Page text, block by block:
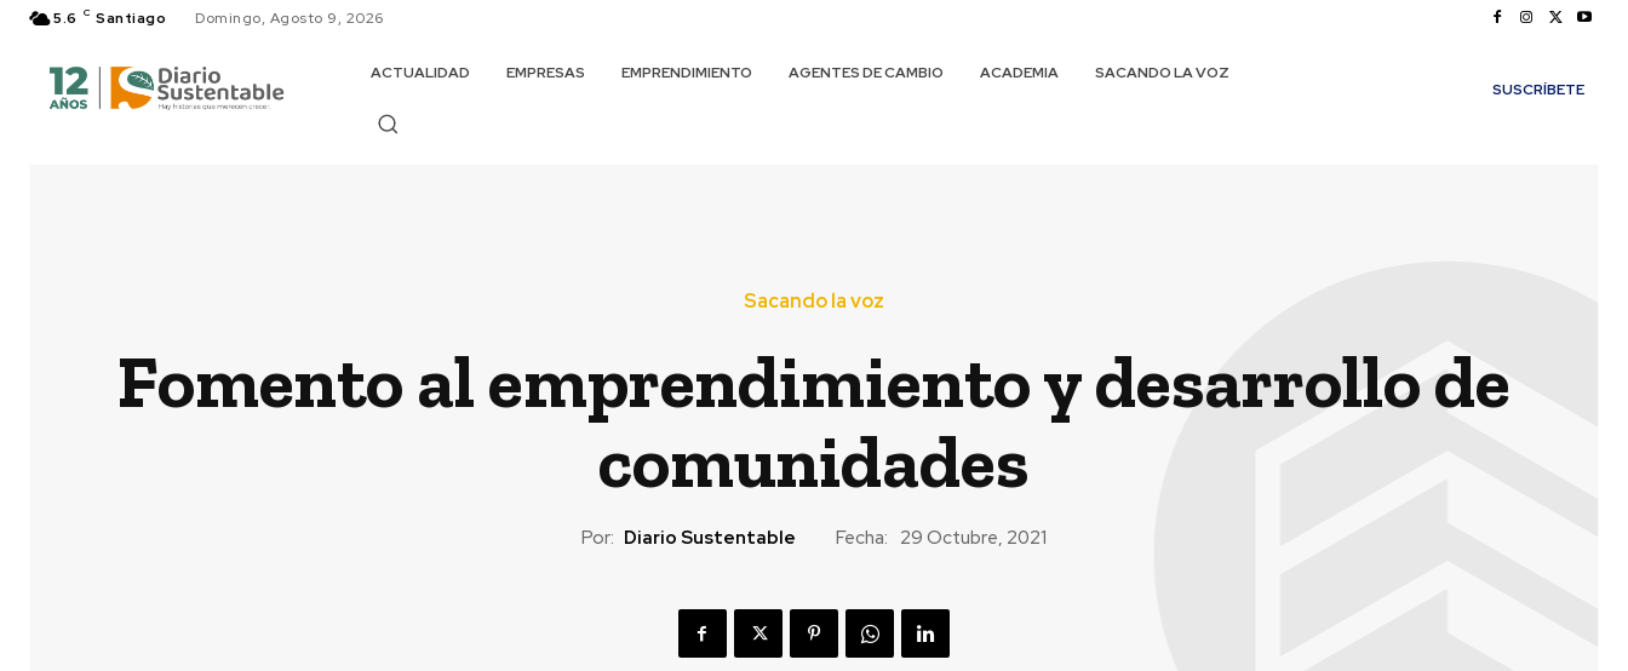
5.6 C Santiago Domingo, Agosto 9, 2026
ACTUALIDAD EMPRESAS EMPRENDIMIENTO AGENTES DE CAMBIO ACADEMIA
SACANDO LA VOZ
SUSCRÍBETE
Sacando la voz
Fomento al emprendimiento y desarrollo de
comunidades
Por: Diario Sustentable Fecha: 29 Octubre, 2021